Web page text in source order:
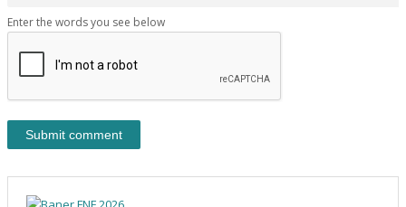
Enter the words you see below